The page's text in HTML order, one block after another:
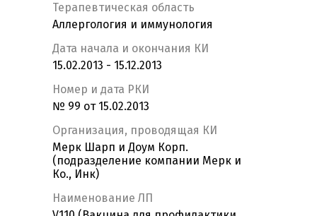
Терапевтическая область
Аллергология и иммунология
Дата начала и окончания КИ
15.02.2013 - 15.12.2013
Номер и дата РКИ
№ 99 от 15.02.2013
Организация, проводящая КИ
Мерк Шарп и Доум Корп.
(подразделение компании Мерк и
Ко., Инк)
Наименование ЛП